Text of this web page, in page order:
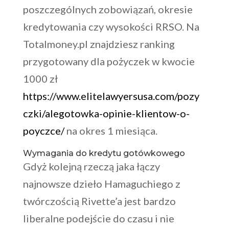
poszczególnych zobowiązań, okresie
kredytowania czy wysokości RRSO. Na
Totalmoney.pl znajdziesz ranking
przygotowany dla pożyczek w kwocie
1000 zł
https://www.elitelawyersusa.com/pozy
czki/alegotowka-opinie-klientow-o-
poyczce/na okres 1 miesiąca.
Wymagania do kredytu gotówkowego
Gdyż kolejną rzeczą jaka łączy
najnowsze dzieło Hamaguchiego z
twórczością Rivette’a jest bardzo
liberalne podejście do czasu i nie